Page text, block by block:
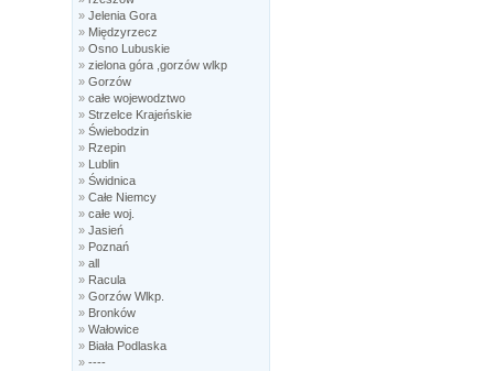
» Jelenia Gora
» Międzyrzecz
» Osno Lubuskie
» zielona góra ,gorzów wlkp
» Gorzów
» całe wojewodztwo
» Strzelce Krajeńskie
» Świebodzin
» Rzepin
» Lublin
» Świdnica
» Całe Niemcy
» całe woj.
» Jasień
» Poznań
» all
» Racula
» Gorzów Wlkp.
» Bronków
» Wałowice
» Biała Podlaska
» ----